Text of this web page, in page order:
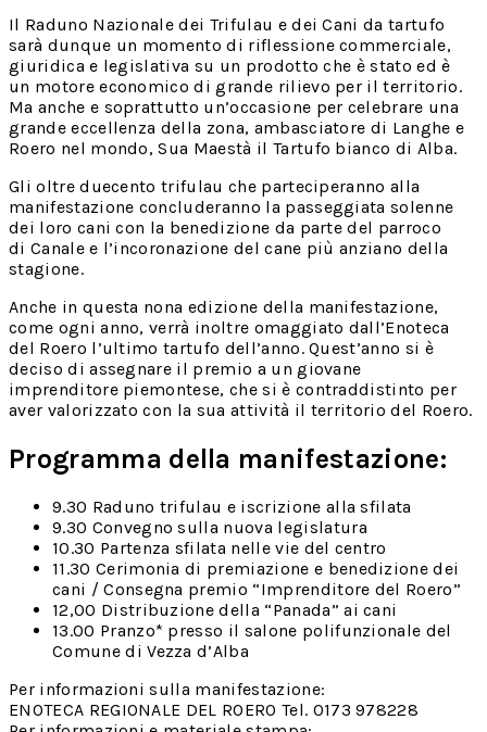
Il Raduno Nazionale dei Trifulau e dei Cani da tartufo
sarà dunque un momento di riflessione commerciale,
giuridica e legislativa su un prodotto che è stato ed è
un motore economico di grande rilievo per il territorio.
Ma anche e soprattutto un’occasione per celebrare una
grande eccellenza della zona, ambasciatore di Langhe e
Roero nel mondo, Sua Maestà il Tartufo bianco di Alba.
Gli oltre duecento trifulau che parteciperanno alla
manifestazione concluderanno la passeggiata solenne
dei loro cani con la benedizione da parte del parroco
di Canale e l’incoronazione del cane più anziano della
stagione.
Anche in questa nona edizione della manifestazione,
come ogni anno, verrà inoltre omaggiato dall’Enoteca
del Roero l’ultimo tartufo dell’anno. Quest’anno si è
deciso di assegnare il premio a un giovane
imprenditore piemontese, che si è contraddistinto per
aver valorizzato con la sua attività il territorio del Roero.
Programma della manifestazione:
9.30 Raduno trifulau e iscrizione alla sfilata
9.30 Convegno sulla nuova legislatura
10.30 Partenza sfilata nelle vie del centro
11.30 Cerimonia di premiazione e benedizione dei
cani / Consegna premio “Imprenditore del Roero”
12,00 Distribuzione della “Panada” ai cani
13.00 Pranzo* presso il salone polifunzionale del
Comune di Vezza d’Alba
Per informazioni sulla manifestazione:
ENOTECA REGIONALE DEL ROERO Tel. 0173 978228